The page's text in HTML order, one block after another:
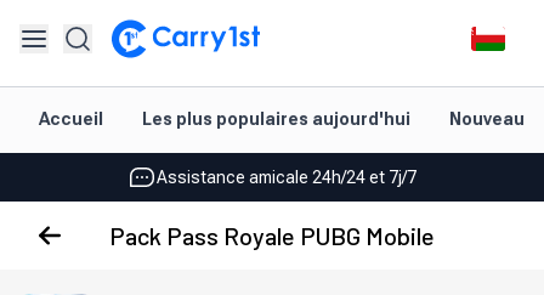
Accueil Les plus populaires aujourd'hui
Les meilleures offres pour vos meilleurs jeux
Assistance amicale 24h/24 et 7j/7
Noté 4,45 sur Google Play et l'App Store
Pack Pass Royale PUBG Mobile